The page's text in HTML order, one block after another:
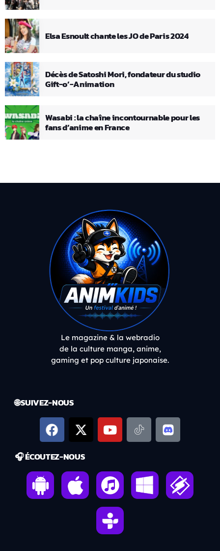
Elsa Esnoult chante les JO de Paris 2024
Décès de Satoshi Mori, fondateur du studio
Gift-o’-Animation
Wasabi : la chaîne incontournable pour les
fans d’anime en France
Le magazine & la webradio
de la culture manga, anime,
gaming et pop culture japonaise.
🌐 SUIVEZ-NOUS
🎧 ÉCOUTEZ-NOUS